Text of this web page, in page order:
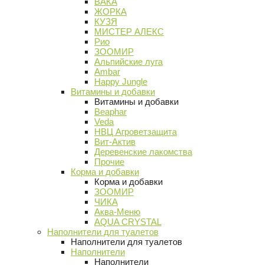
ЖОРКА
КУЗЯ
МИСТЕР АЛЕКС
Рио
ЗООМИР
Альпийские луга
Ambar
Happy Jungle
Витамины и добавки
Витамины и добавки
Beaphar
Veda
НВЦ Агроветзащита
Вит-Актив
Деревенские лакомства
Прочие
Корма и добавки
Корма и добавки
ЗООМИР
ЧИКА
Аква-Меню
AQUA CRYSTAL
Наполнители для туалетов
Наполнители для туалетов
Наполнители
Наполнители